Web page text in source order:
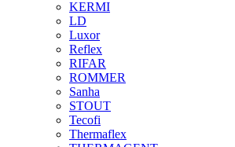
KERMI
LD
Luxor
Reflex
RIFAR
ROMMER
Sanha
STOUT
Tecofi
Thermaflex